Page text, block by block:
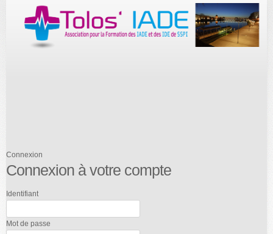
Connexion
Connexion à votre compte
Identifiant
Mot de passe